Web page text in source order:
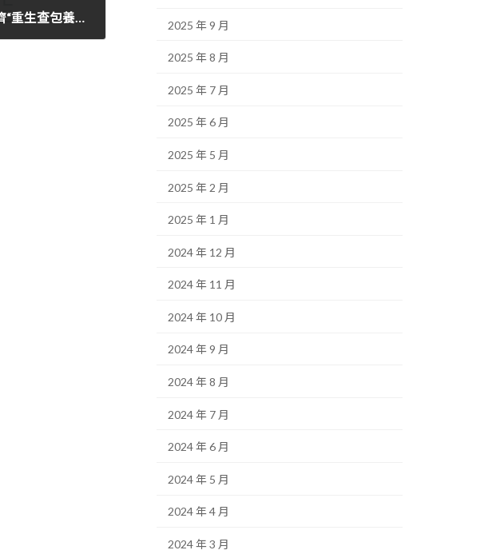
特稿｜世界追蹤關心中國經濟“重生查包養心得力”_中國網 2025 年 9 月
2025 年 8 月
2025 年 7 月
2025 年 6 月
2025 年 5 月
2025 年 2 月
2025 年 1 月
2024 年 12 月
2024 年 11 月
2024 年 10 月
2024 年 9 月
2024 年 8 月
2024 年 7 月
2024 年 6 月
2024 年 5 月
2024 年 4 月
2024 年 3 月